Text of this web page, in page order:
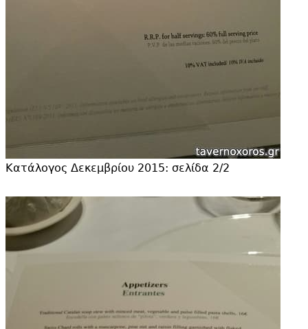
Κατάλογος Δεκεμβρίου 2015: σελίδα 2/2